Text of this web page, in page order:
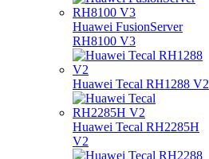
Huawei FusionServer
RH8100 V3
Huawei Tecal RH1288 V2
Huawei Tecal RH2285H
V2